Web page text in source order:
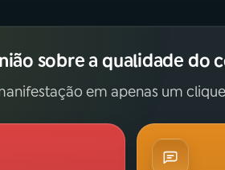
sobre a qualidade do
em apenas um